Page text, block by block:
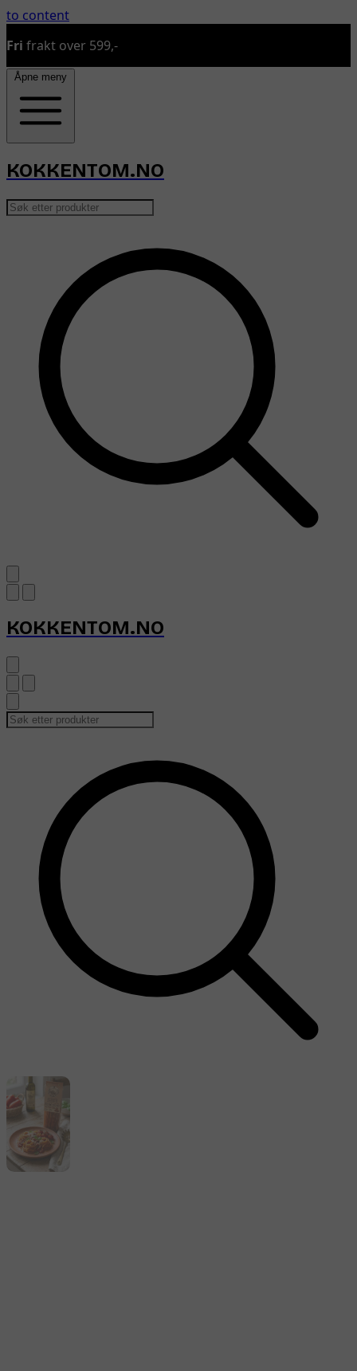
to content
Sender bestillinger man, ons og fredager
Åpne meny
KOKKENTOM.NO
KOKKENTOM.NO